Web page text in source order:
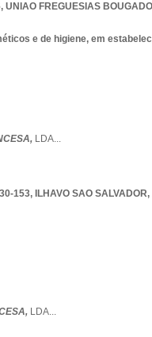
, UNIAO FREGUESIAS
e de higiene, em
LDA...
153, ILHAVO SAO SALVADOR,
LDA...